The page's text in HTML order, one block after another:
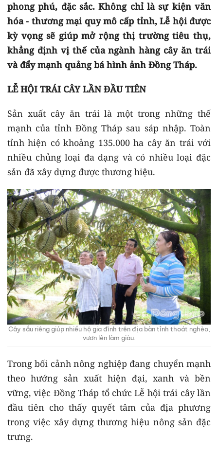
phong phú, đặc sắc. Không chỉ là sự kiện văn
hóa - thương mại quy mô cấp tỉnh, Lễ hội được
kỳ vọng sẽ giúp mở rộng thị trường tiêu thụ,
khẳng định vị thế của ngành hàng cây ăn trái
và đẩy mạnh quảng bá hình ảnh Đồng Tháp.
LỄ HỘI TRÁI CÂY LẦN ĐẦU TIÊN
Sản xuất cây ăn trái là một trong những thế
mạnh của tỉnh Đồng Tháp sau sáp nhập. Toàn
tỉnh hiện có khoảng 135.000 ha cây ăn trái với
nhiều chủng loại đa dạng và có nhiều loại đặc
sản đã xây dựng được thương hiệu.
Cây sầu riêng giúp nhiều hộ gia đình trên địa bàn tỉnh thoát nghèo,
vươn lên làm giàu.
Trong bối cảnh nông nghiệp đang chuyển mạnh
theo hướng sản xuất hiện đại, xanh và bền
vững, việc Đồng Tháp tổ chức Lễ hội trái cây lần
đầu tiên cho thấy quyết tâm của địa phương
trong việc xây dựng thương hiệu nông sản đặc
trưng.